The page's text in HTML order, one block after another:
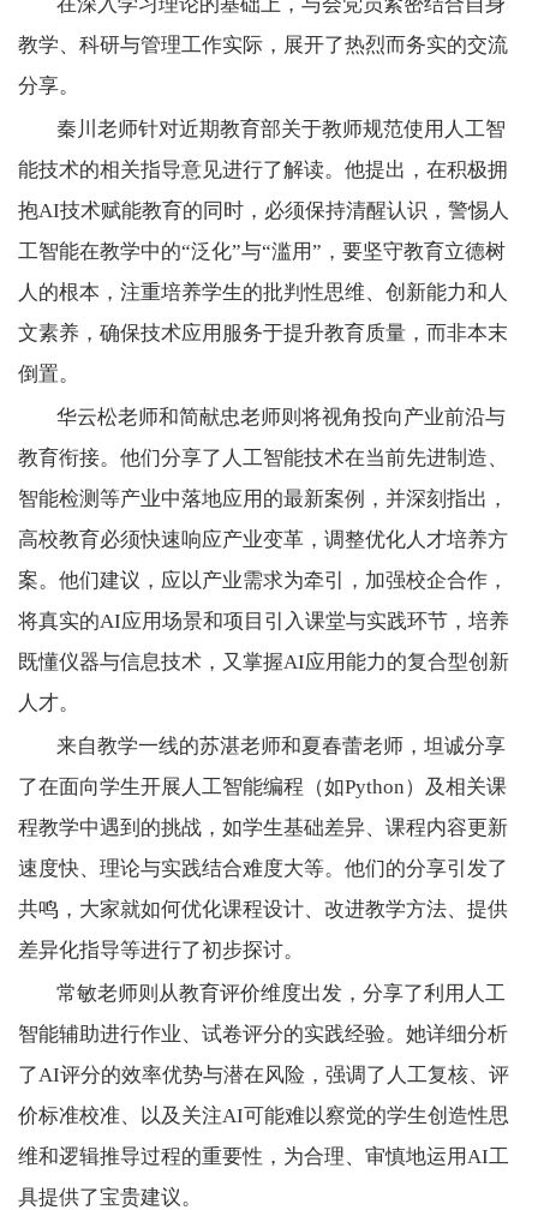
教学、科研与管理工作实际，展开了热烈而务实的交流
分享。
秦川老师针对近期教育部关于教师规范使用人工智
能技术的相关指导意见进行了解读。他提出，在积极拥
抱AI技术赋能教育的同时，必须保持清醒认识，警惕人
工智能在教学中的“泛化”与“滥用”，要坚守教育立德树
人的根本，注重培养学生的批判性思维、创新能力和人
文素养，确保技术应用服务于提升教育质量，而非本末
倒置。
华云松老师和简献忠老师则将视角投向产业前沿与
教育衔接。他们分享了人工智能技术在当前先进制造、
智能检测等产业中落地应用的最新案例，并深刻指出，
高校教育必须快速响应产业变革，调整优化人才培养方
案。他们建议，应以产业需求为牵引，加强校企合作，
将真实的AI应用场景和项目引入课堂与实践环节，培养
既懂仪器与信息技术，又掌握AI应用能力的复合型创新
人才。
来自教学一线的苏湛老师和夏春蕾老师，坦诚分享
了在面向学生开展人工智能编程（如Python）及相关课
程教学中遇到的挑战，如学生基础差异、课程内容更新
速度快、理论与实践结合难度大等。他们的分享引发了
共鸣，大家就如何优化课程设计、改进教学方法、提供
差异化指导等进行了初步探讨。
常敏老师则从教育评价维度出发，分享了利用人工
智能辅助进行作业、试卷评分的实践经验。她详细分析
了AI评分的效率优势与潜在风险，强调了人工复核、评
价标准校准、以及关注AI可能难以察觉的学生创造性思
维和逻辑推导过程的重要性，为合理、审慎地运用 AI工
具提供了宝贵建议。